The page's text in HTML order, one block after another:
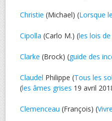
Christie (Michael) (Lorsque
Cipolla (Carlo M.) (les lois
Clarke (Brock) (guide des
Claudel Philippe (Tous les
(les âmes grises 19 avril
Clemenceau (François) (